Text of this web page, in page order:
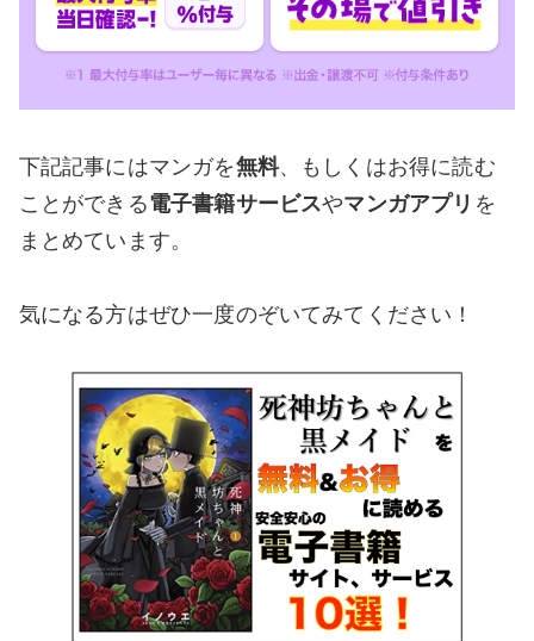
下記記事にはマンガを無料、もしくはお得に読む
ことができる電子書籍サービスやマンガアプリ を
まとめています。
気になる方はぜひ一度のぞいてみてください！